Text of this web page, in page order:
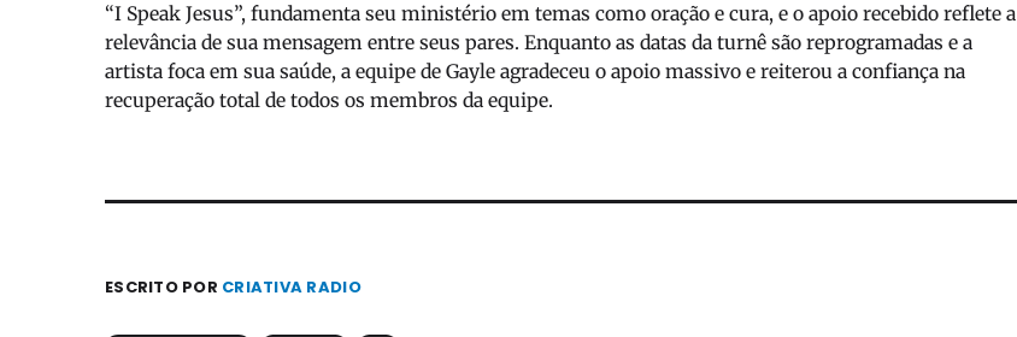
“I Speak Jesus”, fundamenta seu ministério em temas como oração e cura, e o apoio recebido reflete a
relevância de sua mensagem entre seus pares. Enquanto as datas da turnê são reprogramadas e a
artista foca em sua saúde, a equipe de Gayle agradeceu o apoio massivo e reiterou a confiança na
recuperação total de todos os membros da equipe.
ESCRITO POR CRIATIVA RADIO